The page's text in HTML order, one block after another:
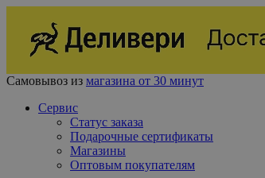
Самовывоз из магазина от 30 минут
Сервис
Статус заказа
Подарочные сертификаты
Магазины
Оптовым покупателям